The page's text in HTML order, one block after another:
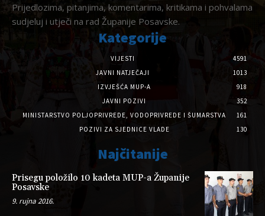
Prijedlozima, pitanjima, komentarima, kritikama i pohvalama
sudjeluj i utječi na rad Županije Posavske.
Kategorije
VIJESTI
4591
JAVNI NATJEČAJI
1013
IZVJEŠĆA MUP-A
918
JAVNI POZIVI
352
MINISTARSTVO POLJOPRIVREDE, VODOPRIVREDE I ŠUMARSTVA
161
POZIVI ZA SJEDNICE VLADE
130
Najčitanije
Prisegu položilo 10 kadeta MUP-a Županije
Posavske
9. rujna 2016.